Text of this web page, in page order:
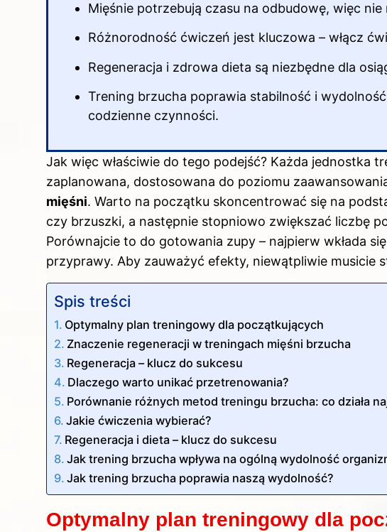
Mięśnie potrzebują czasu na odbudowę, więc
Różnorodność ćwiczeń jest kluczowa – włącz
Regeneracja i zdrowa dieta są niezbędne dla
Trening brzucha poprawia stabilność i
codzienne czynności.
Jak więc właściwie do tego podejść? Każda jednostka
zaplanowana, dostosowana do poziomu
mięśni. Warto na początku skoncentrować się na
czy brzuszki, a następnie stopniowo zwiększać liczbę
Porównajcie to do gotowania zupy – najpierw wkłada
przyprawy. Aby zauważyć efekty, niewątpliwie musicie
Spis treści
Optymalny plan treningowy dla początkujących
Znaczenie regeneracji w treningach mięśni brzucha
Regeneracja – klucz do sukcesu
Dlaczego warto unikać przetrenowania?
Porównanie różnych metod treningu brzucha: co działa
Jakie ćwiczenia wybierać?
Regeneracja i dieta – klucz do sukcesu
Jak trening brzucha wpływa na ogólną wydolność
Jak trening brzucha poprawia naszą wydolność?
Optymalny plan treningowy dla